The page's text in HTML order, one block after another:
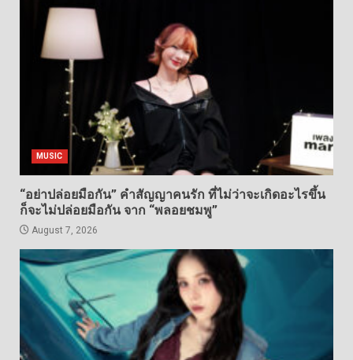
MUSIC
“อย่าปล่อยมือกัน” คำสัญญาคนรัก ที่ไม่ว่าจะเกิดอะไรขึ้น
ก็จะไม่ปล่อยมือกัน จาก “พลอยชมพู”
August 7, 2026